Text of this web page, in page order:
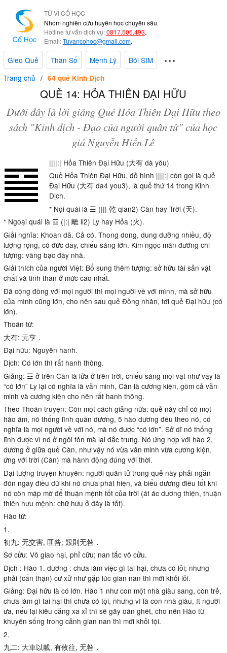
TỬ VI CỔ HỌC
Nhóm nghiên cứu huyền học chuyên sâu.
Hotline tư vấn dịch vụ:0817.505.493.
Email:Tuvancohoc@gmail.com.
Gieo Quẻ Thần Số Mệnh Lý
Bói SIM
Trang chủ
64 quẻ Kinh Dịch
QUẺ 14: HỎA THIÊN ĐẠI HỮU
Dưới đây là lời giảng Quẻ Hỏa Thiên Đại Hữu theo
sách "Kinh dịch - Đạo của người quân tử" của học
giả Nguyễn Hiến Lê
||||:| Hỏa Thiên Đại Hữu (大有 dà yǒu)
Quẻ Hỏa Thiên Đại Hữu, đồ hình ||||:| còn gọi là quẻ
Đại Hữu (大有 da4 you3), là quẻ thứ 14 trong Kinh
Dịch.
* Nội quái là ☰ (||| 乾 qian2) Càn hay Trời (天).
* Ngoại quái là ☲ (|:| 離 li2) Ly hay Hỏa (火).
Giải nghĩa: Khoan dã. Cả có. Thong dong, dung dưỡng nhiều, độ
lượng rộng, có đức dầy, chiếu sáng lớn. Kim ngọc mãn đường chi
tượng: vàng bạc đầy nhà.
Giải thích của người Việt: Bổ sung thêm tượng: sở hữu tài sản vật
chất và tinh thần ở mức cao nhất.
Đã cộng đồng với mọi người thì mọi người về với mình, mà sở hữu
của mình cũng lớn, cho nên sau quẻ Đồng nhân, tới quẻ Đại hữu (có
lớn).
Thoán từ:
大有: 元亨．
Đại hữu: Nguyên hanh.
Dịch: Có lớn thì rất hanh thông.
Giảng: ☲ ở trên Càn là lửa ở trên trời, chiếu sáng mọi vật như vậy là
“có lớn” Ly lại có nghĩa là văn minh, Càn là cương kiện, gồm cả văn
minh và cương kiện cho nên rất hanh thông.
Theo Thoán truyện: Còn một cách giảng nữa: quẻ này chỉ có một
hào âm, nó thống lĩnh quần dương, 5 hào dương đều theo nó, có
nghĩa là mọi người về với nó, mà nó được “có lớn”. Sở dĩ nó thống
lĩnh được vì nó ở ngôi tôn mà lại đắc trung. Nó ứng hợp với hào 2,
dương ở giữa quẻ Càn, như vậy nó vừa văn minh vừa cương kiện,
ứng với trời (Càn) mà hành động đúng với thời.
Đại tượng truyện khuyên: người quân tử trong quẻ này phải ngăn
đón ngay điều dữ khi nó chưa phát hiện, và biểu dương điều tốt khi
nó còn mập mờ để thuận mệnh tốt của trời (át ác dương thiện, thuận
thiên hưu mệnh: chữ hưu ở đây là tốt).
Hào từ:
1.
初九: 无交害, 匪咎; 艱則无咎．
Sơ cửu: Vô giao hại, phỉ cữu; nan tắc vô cửu.
Dịch : Hào 1. dương : chưa làm việc gì tai hại, chưa có lỗi; nhưng
phải (cẩn thận) cư xử như gặp lúc gian nan thì mới khỏi lỗi.
Giảng: Đại hữu là có lớn. Hào 1 như con một nhà giàu sang, còn trẻ,
chưa làm gì tai hại thì chưa có tội, nhưng vì là con nhà giàu, ít người
ưa, nếu lại kiêu căng xa xỉ thì sẽ gây oán ghét, cho nên Hào từ
khuyên sống trong cảnh gian nan thì mới khỏi tội.
2.
九二: 大車以載, 有攸往, 无咎．